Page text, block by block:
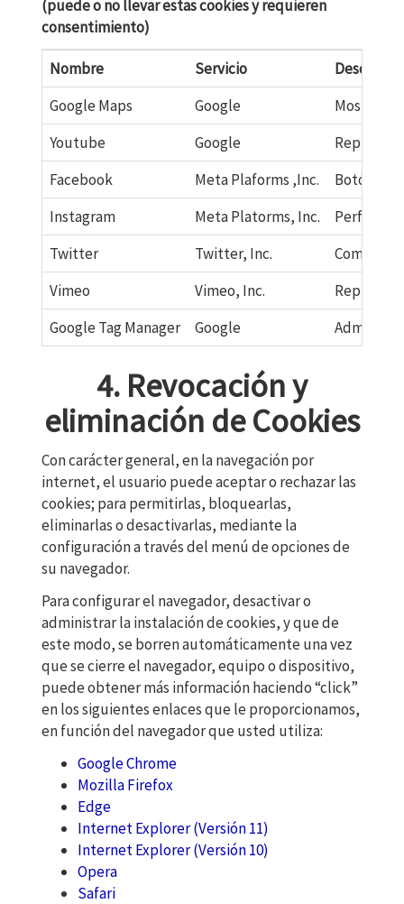
(puede o no llevar estas cookies y requieren
consentimiento)
Nombre Servicio
Google Maps
Google
Mostrar
Youtube
Google
Facebook
Meta Plaforms ,Inc.
Botón
Instagram
Meta Platorms, Inc.
Perfil
Twitter
Twitter, Inc.
Vimeo
Vimeo, Inc.
Google Tag Manager
Google
4. Revocación y
eliminación de Cookies
Con carácter general, en la navegación por
internet, el usuario puede aceptar o rechazar las
cookies; para permitirlas, bloquearlas,
eliminarlas o desactivarlas, mediante la
configuración a través del menú de opciones de
su navegador.
Para configurar el navegador, desactivar o
administrar la instalación de cookies, y que de
este modo, se borren automáticamente una vez
que se cierre el navegador, equipo o dispositivo,
puede obtener más información haciendo “click”
en los siguientes enlaces que le proporcionamos,
en función del navegador que usted utiliza:
Google Chrome
Mozilla Firefox
Edge
Internet Explorer (Versión 11)
Internet Explorer (Versión 10)
Opera
Safari